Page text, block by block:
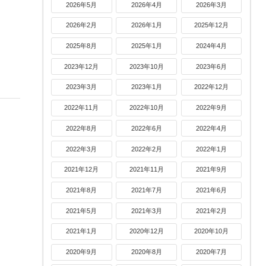
2026年5月 2026年4月 2026年3月
2026年2月 2026年1月 2025年12月
2025年8月 2025年1月 2024年4月
2023年12月 2023年10月 2023年6月
2023年3月 2023年1月 2022年12月
2022年11月 2022年10月 2022年9月
2022年8月 2022年6月 2022年4月
2022年3月 2022年2月 2022年1月
2021年12月 2021年11月 2021年9月
2021年8月 2021年7月 2021年6月
2021年5月 2021年3月 2021年2月
2021年1月 2020年12月 2020年10月
2020年9月 2020年8月 2020年7月